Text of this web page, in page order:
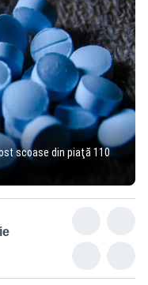
scoase din piaţă 110